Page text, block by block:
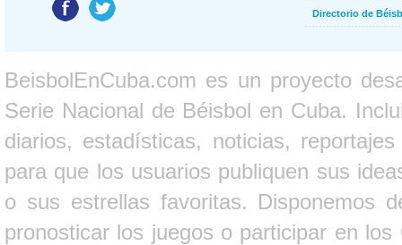
Directorio de
BeisbolEnCuba.com es un proyecto
Serie Nacional de Béisbol en Cuba.
diarios, estadísticas, noticias,
para que los usuarios publiquen sus
o sus estrellas favoritas. Disponemos
pronosticar los juegos o participar en